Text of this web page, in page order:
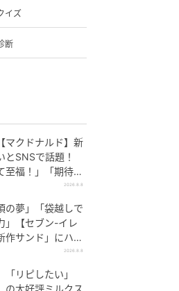
イズ
断
マクドナルド】新
とSNSで話題！
至福！」「期待以
2026.8.8
の夢」「袋越しで
」【セブン-イレ
作サンド」にハマ
2026.8.8
「リピしたい」
の大好評ミルクス